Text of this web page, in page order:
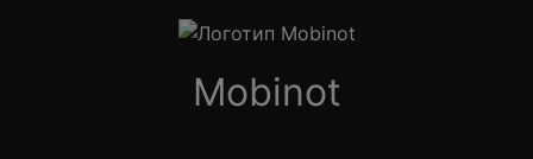
Mobinot